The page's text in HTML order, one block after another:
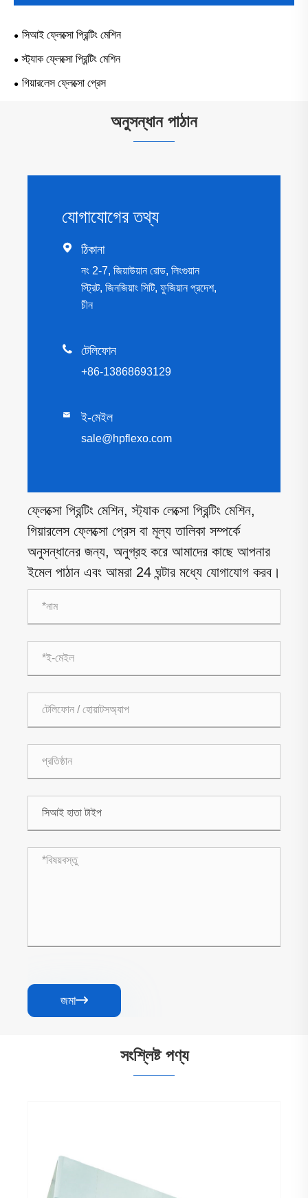
সিআই ফ্লেক্সো প্রিন্টিং মেশিন
স্ট্যাক ফ্লেক্সো প্রিন্টিং মেশিন
গিয়ারলেস ফ্লেক্সো প্রেস
অনুসন্ধান পাঠান
যোগাযোগের তথ্য
 ঠিকানা
নং 2-7, জিয়াউয়ান রোড, লিংগুয়ান
স্ট্রিট, জিনজিয়াং সিটি, ফুজিয়ান প্রদেশ,
চীন
 টেলিফোন
+86-13868693129
 ই-মেইল
sale@hpflexo.com
ফ্লেক্সো প্রিন্টিং মেশিন, স্ট্যাক লেক্সো প্রিন্টিং মেশিন,
গিয়ারলেস ফ্লেক্সো প্রেস বা মূল্য তালিকা সম্পর্কে
অনুসন্ধানের জন্য, অনুগ্রহ করে আমাদের কাছে আপনার
ইমেল পাঠান এবং আমরা 24 ঘন্টার মধ্যে যোগাযোগ করব।
জমা
সংশ্লিষ্ট পণ্য